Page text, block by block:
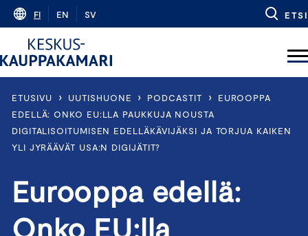
Skip
content
FI EN SV ETSI
ETUSIVU › UUTISHUONE › PODCASTIT ›
EUROOPPA
EDELLÄ: ONKO EU:LLA PAUKKUJA NOUSTA
DIGITALISOITUMISEN EDELLÄKÄVIJÄKSI JA TORJUA KAIKEN
YLI JYRÄÄVÄT USA:N DIGIJÄTIT?
Eurooppa edellä:
Onko EU:lla